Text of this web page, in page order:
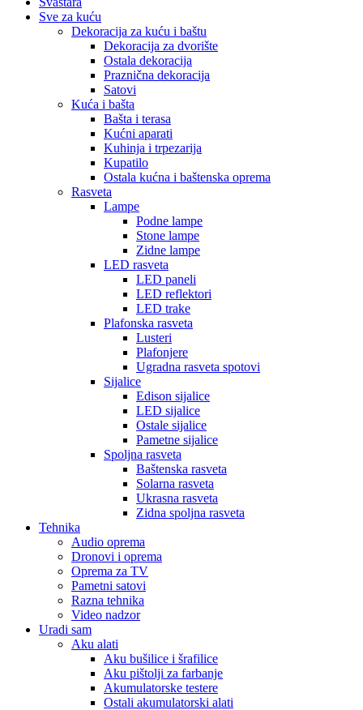
Sve za kuću
Dekoracija za kuću i baštu
Dekoracija za dvorište
Ostala dekoracija
Praznična dekoracija
Satovi
Kuća i bašta
Bašta i terasa
Kućni aparati
Kuhinja i trpezarija
Kupatilo
Ostala kućna i baštenska oprema
Rasveta
Lampe
Podne lampe
Stone lampe
Zidne lampe
LED rasveta
LED paneli
LED reflektori
LED trake
Plafonska rasveta
Lusteri
Plafonjere
Ugradna rasveta spotovi
Sijalice
Edison sijalice
LED sijalice
Ostale sijalice
Pametne sijalice
Spoljna rasveta
Baštenska rasveta
Solarna rasveta
Ukrasna rasveta
Zidna spoljna rasveta
Tehnika
Audio oprema
Dronovi i oprema
Oprema za TV
Pametni satovi
Razna tehnika
Video nadzor
Uradi sam
Aku alati
Aku bušilice i šrafilice
Aku pištolji za farbanje
Akumulatorske testere
Ostali akumulatorski alati